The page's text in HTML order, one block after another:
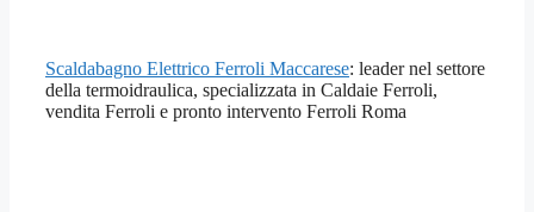
Scaldabagno Elettrico Ferroli Maccarese: leader nel settore
della termoidraulica, specializzata in Caldaie Ferroli,
vendita Ferroli e pronto intervento Ferroli Roma